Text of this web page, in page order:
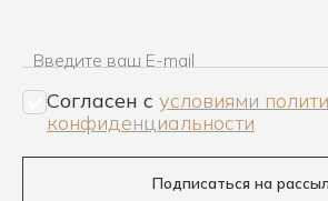
Введите ваш E-mail
Согласен c условиями
конфиденциальности
Подписаться на